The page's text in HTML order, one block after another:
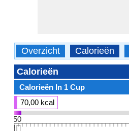
Overzicht Calorieën
Calorieën
Calorieën In 1 Cup
70,00 kcal
50
👆🏻